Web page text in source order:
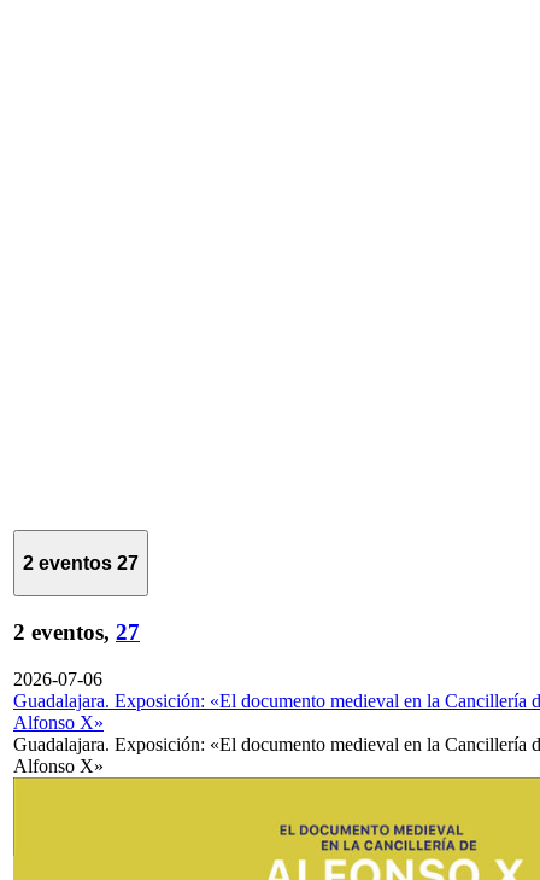
2 eventos 27
2 eventos, 27
2026-07-06
Guadalajara. Exposición: «El documento medieval en la Cancillería
Alfonso X»
Guadalajara. Exposición: «El documento medieval en la Cancillería
Alfonso X»